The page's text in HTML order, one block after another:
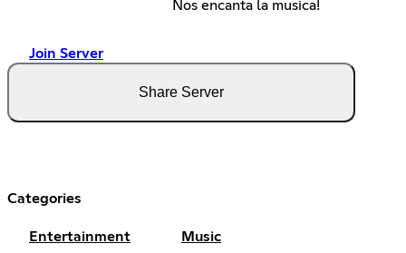
Nos encanta la musica!
Join Server
Share Server
Categories
Entertainment Music